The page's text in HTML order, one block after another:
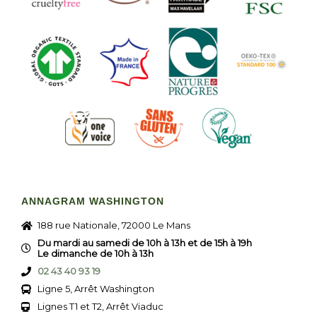
ANNAGRAM WASHINGTON
188 rue Nationale, 72000 Le Mans
Du mardi au samedi de 10h à 13h et de 15h à 19h
Le dimanche de 10h à 13h
02 43 40 93 19
Ligne 5, Arrêt Washington
Lignes T1 et T2, Arrêt Viaduc